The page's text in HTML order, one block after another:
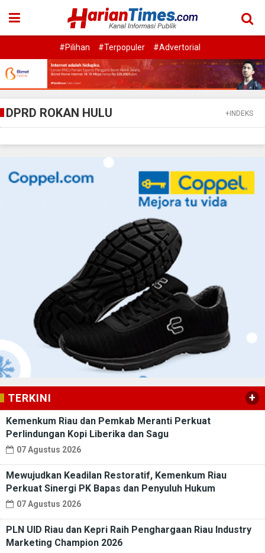
#Pilihan #Terpopuler #Advertorial
DPRD ROKAN HULU +INDEKS
TERKINI +
Kemenkum Riau dan Pemkab Meranti Perkuat
Perlindungan Kopi Liberika dan Sagu
07 Agustus 2026
Mewujudkan Keadilan Restoratif, Kemenkum Riau
Perkuat Sinergi PK Bapas dan Penyuluh Hukum
07 Agustus 2026
PLN UID Riau dan Kepri Raih Penghargaan Riau Industry
Marketing Champion 2026